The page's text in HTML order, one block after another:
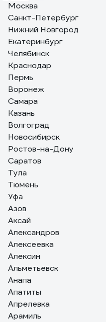
Михаил З.
12.02.2023
Безумный, вибростойкий с
доп.оборудование, качество
Москва
Санкт-Петербург
Нижний Новгород
Екатеринбург
Челябинск
Краснодар
Пермь
Воронеж
Самара
Казань
Волгоград
Новосибирск
Ростов-на-Дону
Саратов
Тула
Тюмень
Уфа
Азов
Аксай
Александров
Алексеевка
Алексин
Альметьевск
Анапа
Апатиты
Апрелевка
Арамиль